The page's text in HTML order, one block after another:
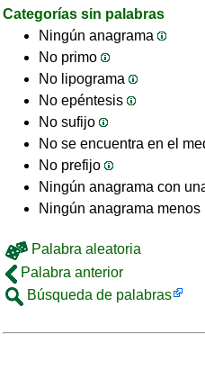
Categorías sin palabras
Ningún anagrama
No primo
No lipograma
No epéntesis
No sufijo
No se encuentra en el
No prefijo
Ningún anagrama con
Ningún anagrama menos
Palabra aleatoria
Palabra anterior
Búsqueda de palabras